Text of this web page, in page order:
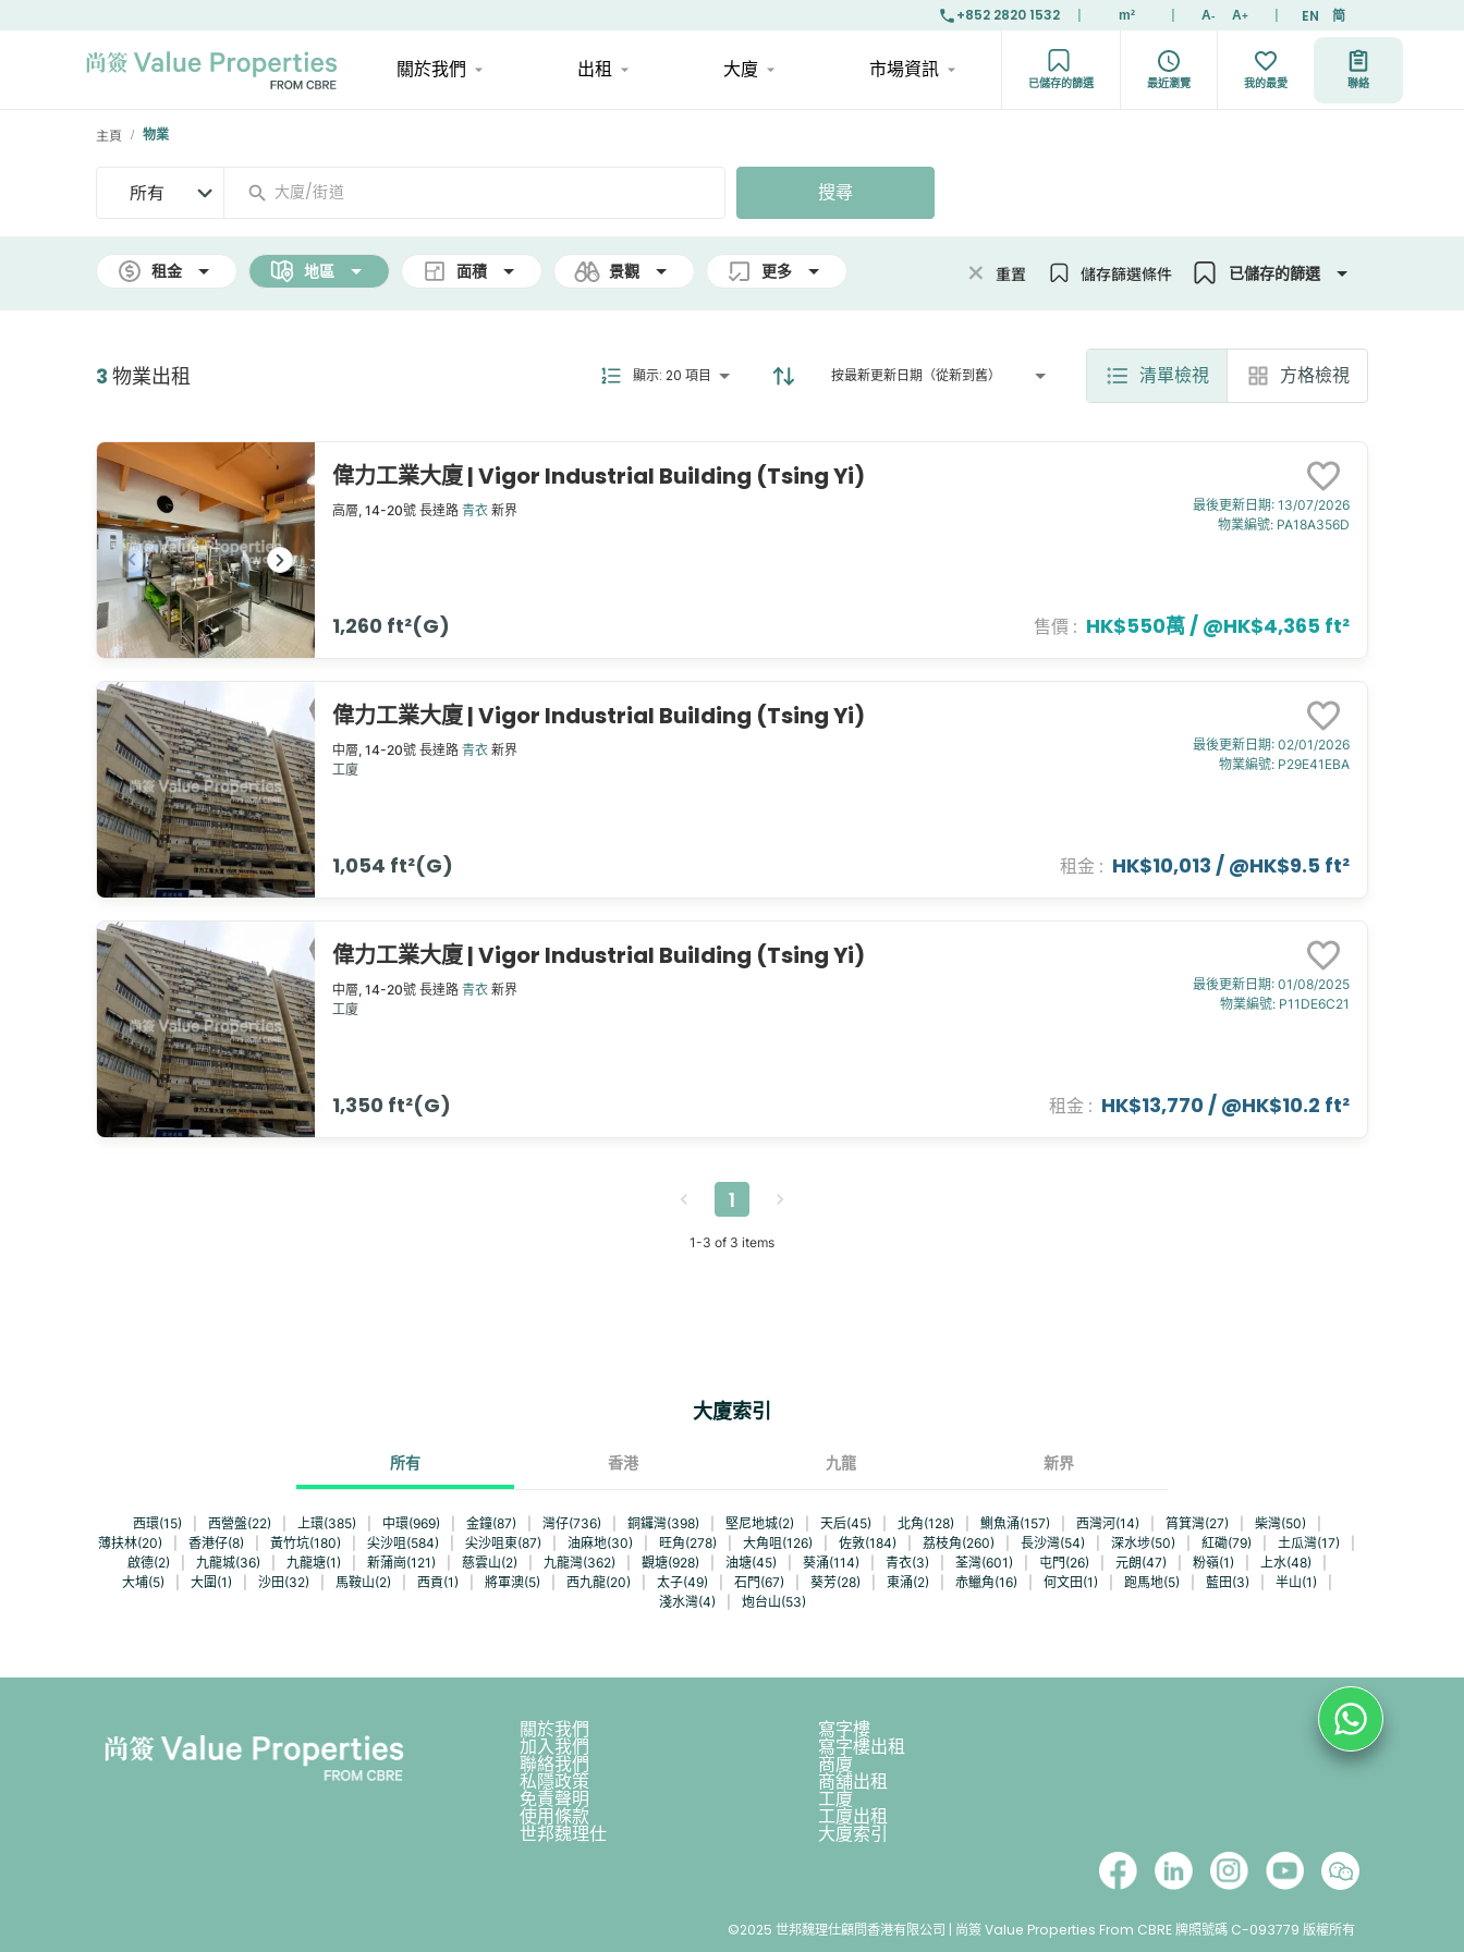
+852 2820 1532 m² A- A+ EN 简
關於我們 出租 大廈 市場資訊
已儲存的篩選 最近瀏覽 我的最愛 聯絡
主頁 / 物業
所有 搜尋
租金 地區 面積 景觀 更多 重置 儲存篩選條件 已儲存的篩選
3 物業出租 顯示: 20 項目 按最新更新日期（從新到舊） 清單檢視 方格檢視
偉力工業大廈 | Vigor Industrial Building (Tsing Yi)
高層, 14-20號 長達路 青衣 新界
1,260 ft²(G)
最後更新日期: 13/07/2026
物業編號: PA18A356D
售價 : HK$550萬/ @HK$4,365 ft²
偉力工業大廈 | Vigor Industrial Building (Tsing Yi)
中層, 14-20號 長達路 青衣 新界
工廈
1,054 ft²(G)
最後更新日期: 02/01/2026
物業編號: P29E41EBA
租金 : HK$10,013 / @HK$9.5 ft²
偉力工業大廈 | Vigor Industrial Building (Tsing Yi)
中層, 14-20號 長達路 青衣 新界
工廈
1,350 ft²(G)
最後更新日期: 01/08/2025
物業編號: P11DE6C21
租金 : HK$13,770/ @HK$10.2 ft²
1
1-3 of 3 items
大廈索引
所有 香港 九龍 新界
西環(15) 西營盤(22) 上環(385) 中環(969) 金鐘(87) 灣仔(736) 銅鑼灣(398) 堅尼地城(2) 天后(45) 北角(128) 鰂魚涌(157) 西灣河(14) 筲箕灣(27) 柴灣(50)
薄扶林(20)
香港仔(8) 黃竹坑(180) 尖沙咀(584) 尖沙咀東(87) 油麻地(30) 旺角(278) 大角咀(126) 佐敦(184) 荔枝角(260) 長沙灣(54) 深水埗(50) 紅磡(79) 土瓜灣(17)
啟德(2)
九龍城(36) 九龍塘(1) 新蒲崗(121) 慈雲山(2) 九龍灣(362) 觀塘(928) 油塘(45) 葵涌(114) 青衣(3) 荃灣(601) 屯門(26) 元朗(47) 粉嶺(1) 上水(48)
大埔(5)
大圍(1) 沙田(32) 馬鞍山(2) 西貢(1) 將軍澳(5) 西九龍(20) 太子(49) 石門(67) 葵芳(28) 東涌(2) 赤鱲角(16) 何文田(1) 跑馬地(5) 藍田(3) 半山(1)
淺水灣(4)
炮台山(53)
關於我們 寫字樓
加入我們 寫字樓出租
聯絡我們 商廈
私隱政策 商舖出租
免責聲明 工廈
使用條款 工廈出租
世邦魏理仕 大廈索引
©2025 世邦魏理仕顧問香港有限公司 | 尚簽 Value Properties From CBRE 牌照號碼 C-093779 版權所有